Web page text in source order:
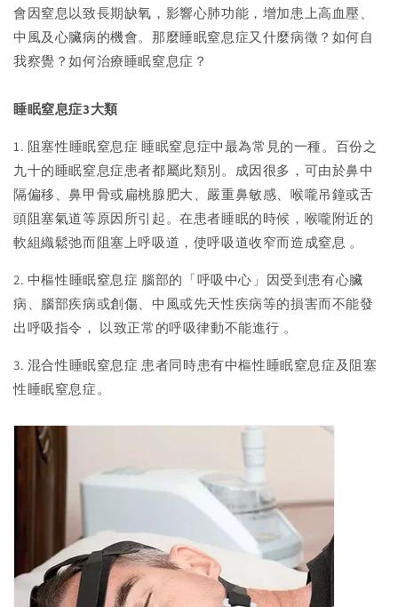
會因窒息以致長期缺氧，影響心肺功能，增加患上高血壓、
中風及心臟病的機會。那麼睡眠窒息症又什麼病徵？如何自
我察覺？如何治療睡眠窒息症？
睡眠窒息症3大類
1. 阻塞性睡眠窒息症 睡眠窒息症中最為常見的一種。百份之
九十的睡眠窒息症患者都屬此類別。成因很多，可由於鼻中
隔偏移、鼻甲骨或扁桃腺肥大、嚴重鼻敏感、喉嚨吊鐘或舌
頭阻塞氣道等原因所引起。在患者睡眠的時候，喉嚨附近的
軟組織鬆弛而阻塞上呼吸道，使呼吸道收窄而造成窒息 。
2. 中樞性睡眠窒息症 腦部的「呼吸中心」因受到患有心臟
病、腦部疾病或創傷、中風或先天性疾病等的損害而不能發
出呼吸指令， 以致正常的呼吸律動不能進行 。
3. 混合性睡眠窒息症 患者同時患有中樞性睡眠窒息症及阻塞
性睡眠窒息症。